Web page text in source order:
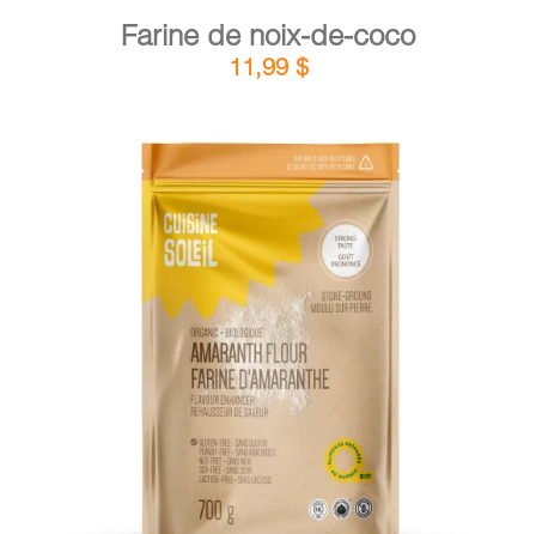
Farine de noix-de-coco
11,99 $
AJOUTER AU PANIER /